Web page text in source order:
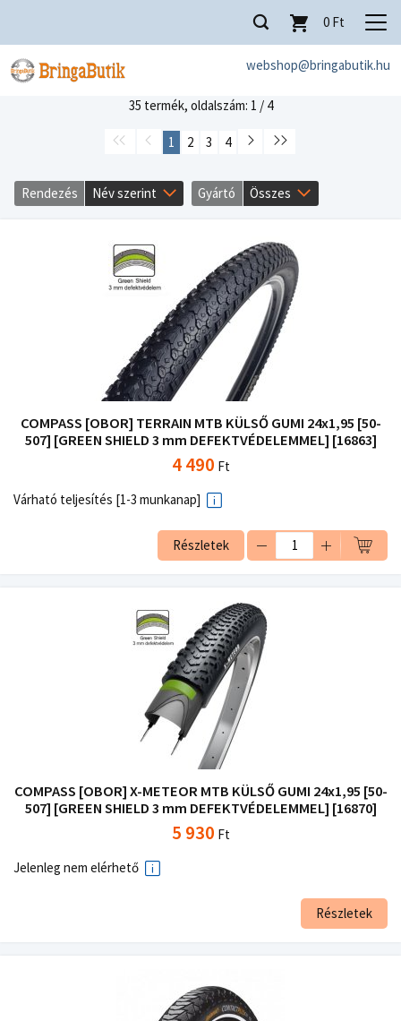
webshop@bringabutik.hu
0 Ft
35 termék, oldalszám: 1 / 4
1 2 3 4
Rendezés Név szerint Gyártó Összes
COMPASS [OBOR] TERRAIN MTB KÜLSŐ GUMI 24x1,95 [50-
507] [GREEN SHIELD 3 mm DEFEKTVÉDELEMMEL] [16863]
4 490 Ft
Várható teljesítés [1-3 munkanap]
Részletek
COMPASS [OBOR] X-METEOR MTB KÜLSŐ GUMI 24x1,95 [50-
507] [GREEN SHIELD 3 mm DEFEKTVÉDELEMMEL] [16870]
5 930 Ft
Jelenleg nem elérhető
Részletek